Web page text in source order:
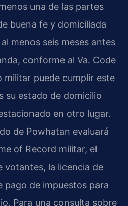
una de las partes
buena fe y domiciliada
menos seis meses antes
conforme al Va. Code
militar puede cumplir este
su estado de domicilio
en otro lugar.
de Powhatan evaluará
of Record militar, el
votantes, la licencia de
pago de impuestos para
Para una consulta sobre